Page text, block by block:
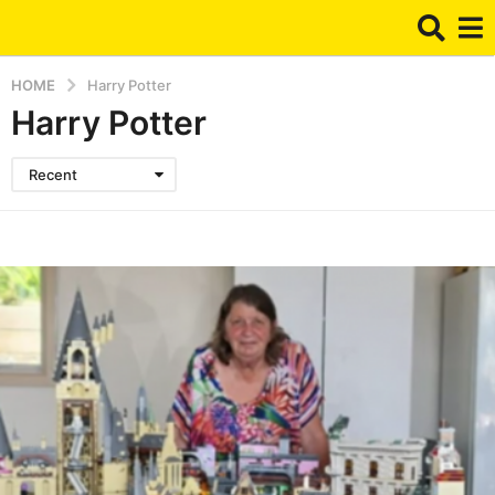
HOME Harry Potter
Harry Potter
Recent